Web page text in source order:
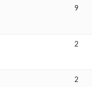
9
2
2